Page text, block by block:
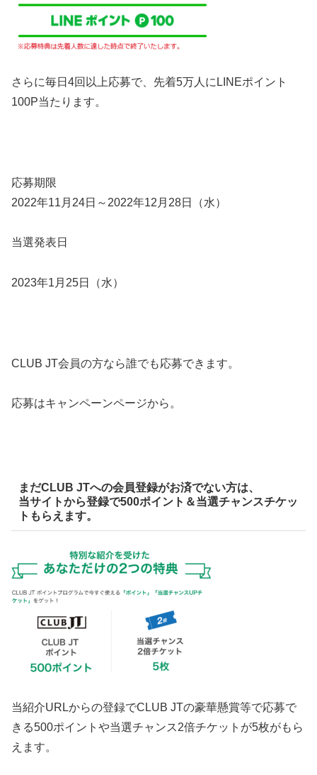
さらに毎日4回以上応募で、先着5万人にLINEポイント
100P当たります。
応募期限
2022年11月24日～2022年12月28日（水）
当選発表日
2023年1月25日（水）
CLUB JT会員の方なら誰でも応募できます。
応募はキャンペーンページから。
まだCLUB JTへの会員登録がお済でない方は、
当サイトから登録で500ポイント＆当選チャンスチケッ
トもらえます。
当紹介URLからの登録でCLUB JTの豪華懸賞等で応募で
きる500ポイントや当選チャンス2倍チケットが5枚がもら
えます。